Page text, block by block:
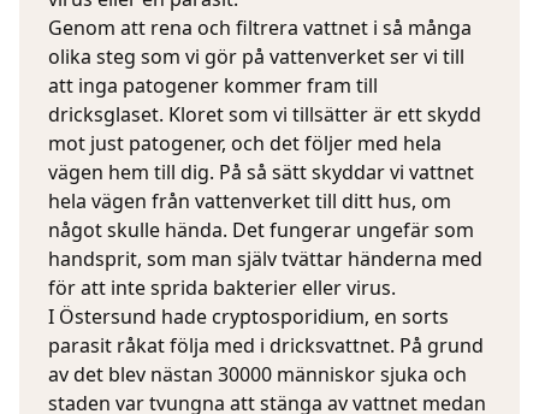
Genom att rena och filtrera vattnet i så många
olika steg som vi gör på vattenverket ser vi till
att inga patogener kommer fram till
dricksglaset. Kloret som vi tillsätter är ett skydd
mot just patogener, och det följer med hela
vägen hem till dig. På så sätt skyddar vi vattnet
hela vägen från vattenverket till ditt hus, om
något skulle hända. Det fungerar ungefär som
handsprit, som man själv tvättar händerna med
för att inte sprida bakterier eller virus.
I Östersund hade cryptosporidium, en sorts
parasit råkat följa med i dricksvattnet. På grund
av det blev nästan 30000 människor sjuka och
staden var tvungna att stänga av vattnet medan